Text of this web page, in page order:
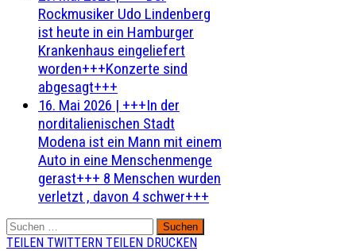
Rockmusiker Udo Lindenberg
ist heute in ein Hamburger
Krankenhaus eingeliefert
worden+++Konzerte sind
abgesagt+++
16. Mai 2026 | +++In der
norditalienischen Stadt
Modena ist ein Mann mit einem
Auto in eine Menschenmenge
gerast+++ 8 Menschen wurden
verletzt , davon 4 schwer+++
Suchen
nach:
TEILEN TWITTERN TEILEN DRUCKEN